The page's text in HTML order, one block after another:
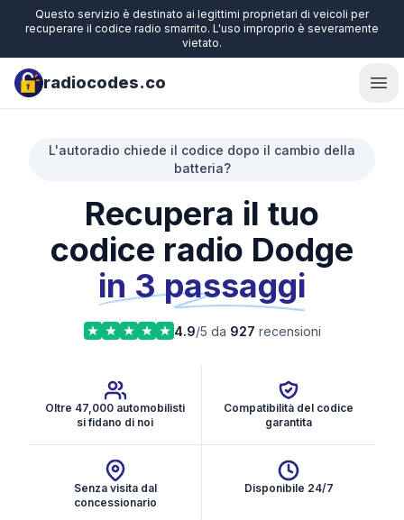
Questo servizio è destinato ai legittimi proprietari di veicoli per
recuperare il codice radio smarrito. L'uso improprio è severamente
vietato.
radiocodes.co
L'autoradio chiede il codice dopo il cambio della
batteria?
Recupera il tuo
codice radio Dodge
in 3 passaggi
4.9/5 da 927 recensioni
Oltre 47,000 automobilisti
si fidano di noi
Compatibilità del codice
garantita
Senza visita dal
concessionario
Disponibile 24/7